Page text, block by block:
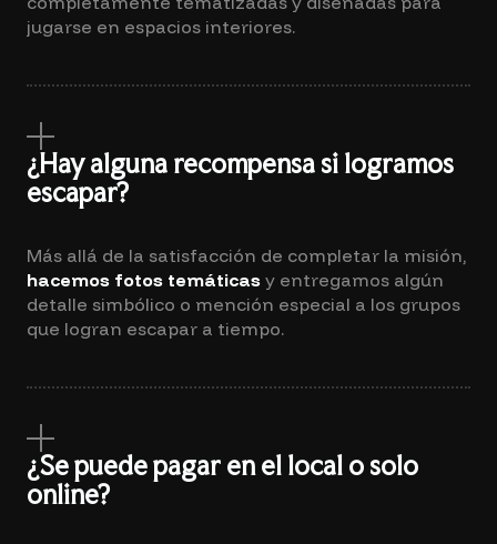
jugarse en espacios interiores.
¿Hay alguna recompensa si logramos
escapar?
Más allá de la satisfacción de completar la misión,
hacemos fotos temáticas y entregamos algún
detalle simbólico o mención especial a los grupos
que logran escapar a tiempo.
¿Se puede pagar en el local o solo
online?